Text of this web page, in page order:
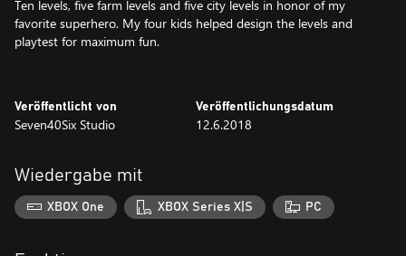
Ten levels, five farm levels and five city levels in honor of my
favorite superhero. My four kids helped design the levels and
playtest for maximum fun.
Veröffentlicht von
Seven40Six Studio
Veröffentlichungsdatum
12.6.2018
Wiedergabe mit
XBOX One XBOX Series X|S PC